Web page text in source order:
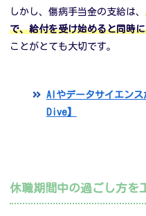
しかし、傷病手当金の支給は、
で、給付を受け始めると同時
ことがとても大切です。
AIやデータサイエン
Dive】
休職期間中の過ごし方を